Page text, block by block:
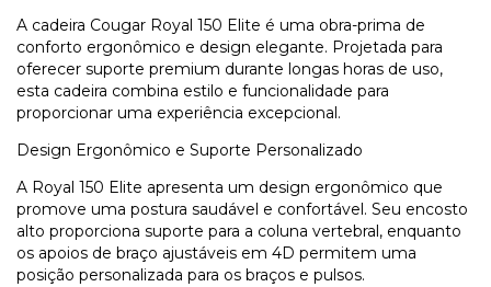
A cadeira Cougar Royal 150 Elite é uma obra-prima de
conforto ergonômico e design elegante. Projetada para
oferecer suporte premium durante longas horas de uso,
esta cadeira combina estilo e funcionalidade para
proporcionar uma experiência excepcional.
Design Ergonômico e Suporte Personalizado
A Royal 150 Elite apresenta um design ergonômico que
promove uma postura saudável e confortável. Seu encosto
alto proporciona suporte para a coluna vertebral, enquanto
os apoios de braço ajustáveis em 4D permitem uma
posição personalizada para os braços e pulsos.